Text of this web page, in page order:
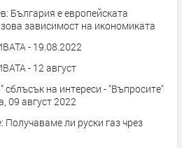
България е европейската
зависимост на икономиката
- 19.08.2022
- 12 август
на интереси - "Въпросите"
09 август 2022
ли руски газ чрез